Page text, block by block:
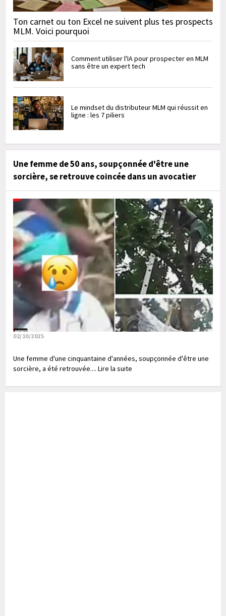
Ton carnet ou ton Excel ne suivent plus tes prospects
MLM. Voici pourquoi
Comment utiliser l'IA pour prospecter en MLM
sans être un expert tech
Le mindset du distributeur MLM qui réussit en
ligne : les 7 piliers
Une femme de 50 ans, soupçonnée d'être une
sorcière, se retrouve coincée dans un avocatier
02/10/2025
Une femme d'une cinquantaine d'années, soupçonnée d'être une
sorcière, a été retrouvée.... Lire la suite